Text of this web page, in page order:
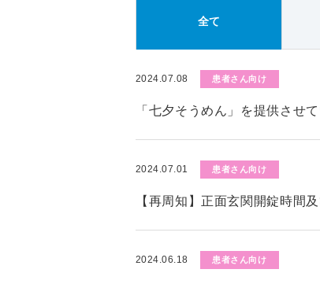
全て
2024.07.08 患者さん向け
「七夕そうめん」を提供させ
2024.07.01 患者さん向け
【再周知】正面玄関開錠時間
2024.06.18 患者さん向け